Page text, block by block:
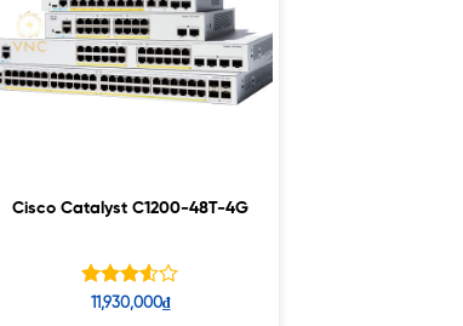
Cisco Catalyst C1200-48T-4G
Được
11,930,000₫